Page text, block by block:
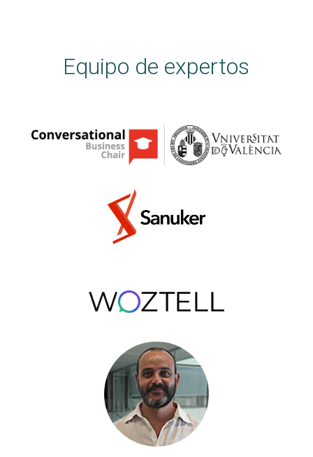
Equipo de expertos